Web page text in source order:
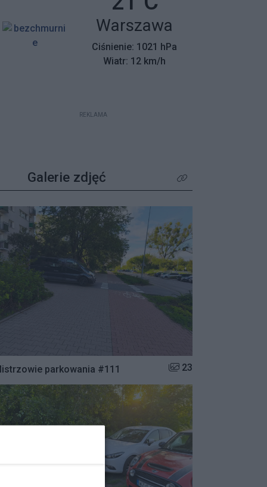
mieszkańców z wyjątkowym
apelem – poszukiwane są osoby,
które pamiętają tamte dni,
wspierały protestujących lub były
Miasto:
Warszawa
Ciśnienie: 1021 hPa
Wiatr: 12 km/h
REKLAMA
Galerie zdjęć Kliknij aby zobaczyć
parkowania #111 Liczba zdjęć w galerii:
23